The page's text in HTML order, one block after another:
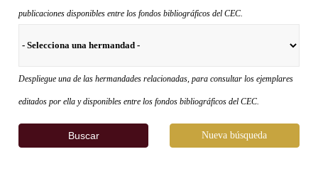
publicaciones disponibles entre los fondos bibliográficos del CEC.
Despliegue una de las hermandades relacionadas, para consultar los ejemplares
editados por ella y disponibles entre los fondos bibliográficos del CEC.
Buscar Nueva búsqueda